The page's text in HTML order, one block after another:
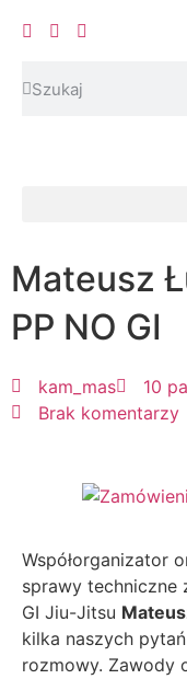
Mateusz
PP NO GI
kam_mas 10
Brak komentarzy
Współorganizator
sprawy techniczne
GI Jiu-Jitsu
kilka naszych
rozmowy. Zawody